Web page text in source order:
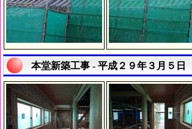
本堂新築工事 - 平成２９年３月５日